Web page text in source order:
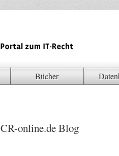
Bücher
CR-online.de Blog